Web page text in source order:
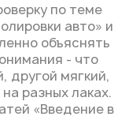
по теме
авто» и
объяснять
- что
другой мягкий,
разных лаках.
«Введение в